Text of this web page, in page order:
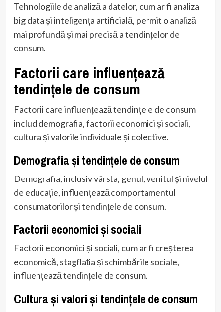
Tehnologiile de analiză a datelor, cum ar fi analiza
big data și inteligența artificială, permit o analiză
mai profundă și mai precisă a tendințelor de
consum.
Factorii care influențează
tendințele de consum
Factorii care influențează tendințele de consum
includ demografia, factorii economici și sociali,
cultura și valorile individuale și colective.
Demografia și tendințele de consum
Demografia, inclusiv vârsta, genul, venitul și nivelul
de educație, influențează comportamentul
consumatorilor și tendințele de consum.
Factorii economici și sociali
Factorii economici și sociali, cum ar fi creșterea
economică, stagflația și schimbările sociale,
influențează tendințele de consum.
Cultura și valori și tendințele de consum